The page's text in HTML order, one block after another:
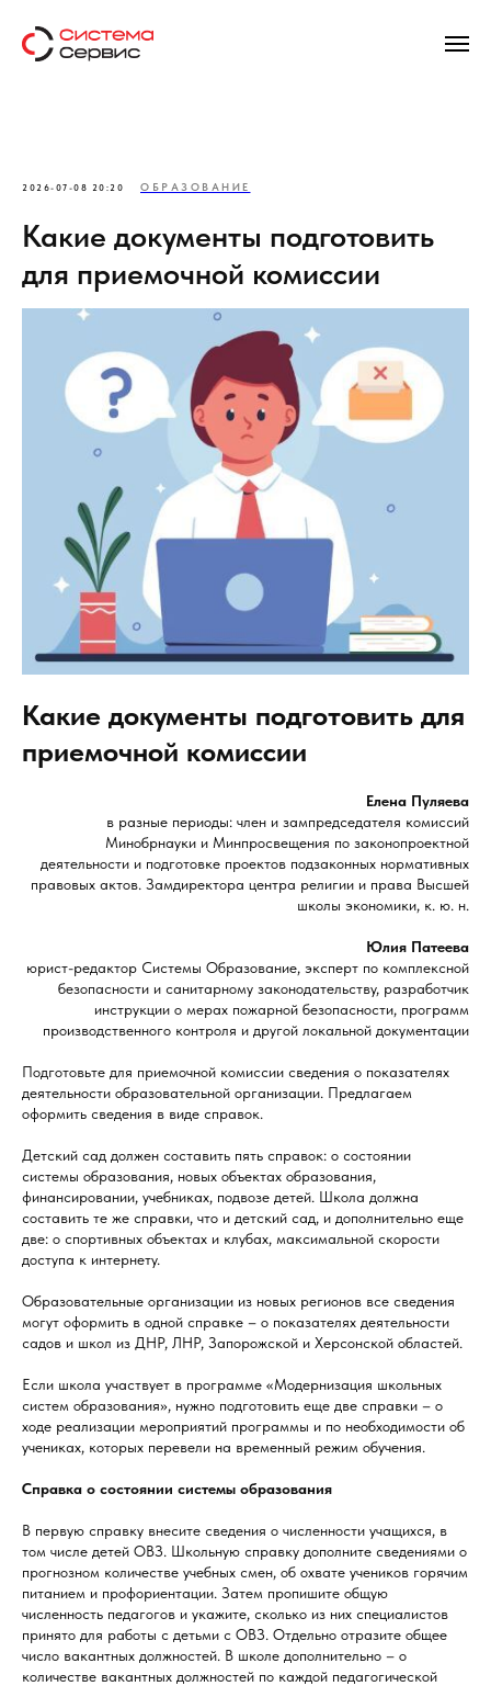
2026-07-08 20:20 ОБРАЗОВАНИЕ
Какие документы подготовить
для приемочной комиссии
Какие документы подготовить для
приемочной комиссии
Елена Пуляева
в разные периоды: член и зампредседателя комиссий
Минобрнауки и Минпросвещения по законопроектной
деятельности и подготовке проектов подзаконных нормативных
правовых актов. Замдиректора центра религии и права Высшей
школы экономики, к. ю. н.
Юлия Патеева
юрист-редактор Системы Образование, эксперт по комплексной
безопасности и санитарному законодательству, разработчик
инструкции о мерах пожарной безопасности, программ
производственного контроля и другой локальной документации
Подготовьте для приемочной комиссии сведения о показателях
деятельности образовательной организации. Предлагаем
оформить сведения в виде справок.
Детский сад должен составить пять справок: о состоянии
системы образования, новых объектах образования,
финансировании, учебниках, подвозе детей. Школа должна
составить те же справки, что и детский сад, и дополнительно еще
две: о спортивных объектах и клубах, максимальной скорости
доступа к интернету.
Образовательные организации из новых регионов все сведения
могут оформить в одной справке – о показателях деятельности
садов и школ из ДНР, ЛНР, Запорожской и Херсонской областей.
Если школа участвует в программе «Модернизация школьных
систем образования», нужно подготовить еще две справки – о
ходе реализации мероприятий программы и по необходимости об
учениках, которых перевели на временный режим обучения.
Справка о состоянии системы образования
В первую справку внесите сведения о численности учащихся, в
том числе детей ОВЗ. Школьную справку дополните сведениями о
прогнозном количестве учебных смен, об охвате учеников горячим
питанием и профориентации. Затем пропишите общую
численность педагогов и укажите, сколько из них специалистов
принято для работы с детьми с ОВЗ. Отдельно отразите общее
число вакантных должностей. В школе дополнительно – о
количестве вакантных должностей по каждой педагогической